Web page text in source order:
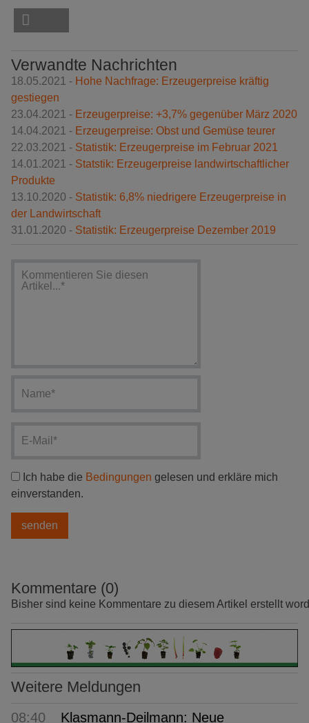
Verwandte Nachrichten
18.05.2021 - Hohe Nachfrage: Erzeugerpreise kräftig
gestiegen
23.04.2021 - Erzeugerpreise: +3,7% gegenüber März 2020
14.04.2021 - Erzeugerpreise: Obst und Gemüse teurer
22.03.2021 - Statistik: Erzeugerpreise im Februar 2021
14.01.2021 - Statstik: Erzeugerpreise landwirtschaftlicher
Produkte
13.10.2020 - Statistik: 6,8% niedrigere Erzeugerpreise in
der Landwirtschaft
31.01.2020 - Statistik: Erzeugerpreise Dezember 2019
Ich habe die Bedingungen gelesen und erkläre mich
einverstanden.
Kommentare (0)
Bisher sind keine Kommentare zu diesem Artikel erstellt
Weitere Meldungen
08:40 Klasmann-Deilmann: Neue